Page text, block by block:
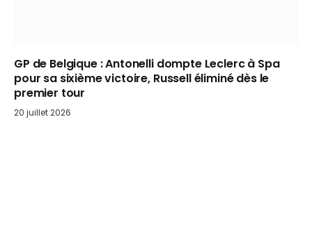
GP de Belgique : Antonelli dompte Leclerc à Spa
pour sa sixième victoire, Russell éliminé dès le
premier tour
20 juillet 2026